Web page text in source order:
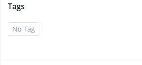
Tags
No Tag